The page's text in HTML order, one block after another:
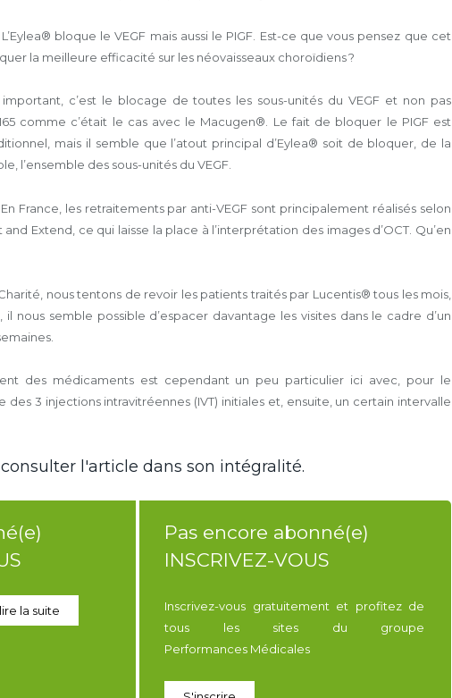
bloque le VEGF mais aussi le PIGF. Est-ce que vous pensez que cet
la meilleure efficacité sur les néovaisseaux choroïdiens ?
c’est le blocage de toutes les sous-unités du VEGF et non pas
comme c’était le cas avec le Macugen®. Le fait de bloquer le PIGF est
mais il semble que l’atout principal d’Eylea® soit de bloquer, de la
l’ensemble des sous-unités du VEGF.
France, les retraitements par anti-VEGF sont principalement réalisés selon
Extend, ce qui laisse la place à l’interprétation des images d’OCT. Qu’en
nous tentons de revoir les patients traités par Lucentis® tous les mois,
nous semble possible d’espacer davantage les visites dans le cadre d’un
des médicaments est cependant un peu particulier ici avec, pour le
des 3 injections intravitréennes (IVT) initiales et, ensuite, un certain intervalle
l'article dans son intégralité.
la suite
Pas encore abonné(e)
INSCRIVEZ-VOUS
Inscrivez-vous gratuitement et profitez de
tous les sites du groupe
Performances Médicales